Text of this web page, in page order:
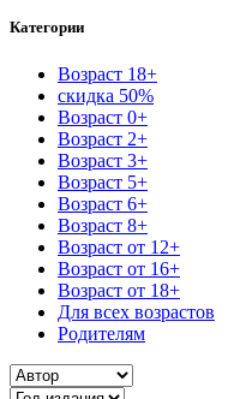
Категории
Возраст 18+
скидка 50%
Возраст 0+
Возраст 2+
Возраст 3+
Возраст 5+
Возраст 6+
Возраст 8+
Возраст от 12+
Возраст от 16+
Возраст от 18+
Для всех возрастов
Родителям